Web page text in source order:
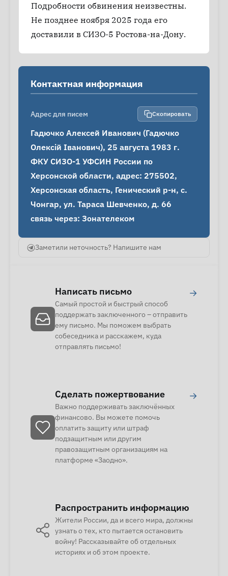
Подробности обвинения неизвестны.
Не позднее ноября 2025 года его
доставили в СИЗО-5 Ростова-на-Дону.
Контактная информация
Адрес для писем Скопировать
Гадючко Алексей Иванович (Гадючко
Олексій Іванович), 25 августа 1983 г.
ФКУ СИЗО-1 УФСИН России по
Херсонской области, адрес: 275502,
Херсонская область, Генический р-н, с.
Чонгар, ул. Тараса Шевченко, д. 66
связь через: Зонателеком
Заметили неточность? Напишите нам
Написать письмо
Самый простой и быстрый способ
поддержать заключенного – отправить
ему письмо. Мы поможем выбрать
собеседника и расскажем, куда
отправлять письмо!
→
Сделать пожертвование
Важно поддерживать заключённых
финансово. Вы можете помочь
оплатить защиту или штраф
подзащитным или другим
правозащитным организациям на
платформе «Заодно».
→
Распространить информацию
Жители России, да и всего мира, должны
узнать о тех, кто пытается остановить
войну! Рассказывайте об отдельных
историях и об этом проекте.